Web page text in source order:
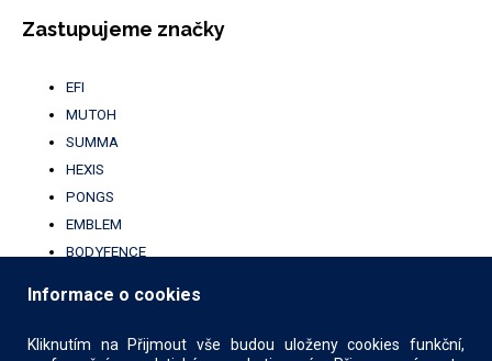
Zastupujeme značky
EFI
MUTOH
SUMMA
HEXIS
PONGS
EMBLEM
BODYFENCE
KALA
Informace o cookies
Kliknutím na Přijmout vše budou uloženy cookies funkční,